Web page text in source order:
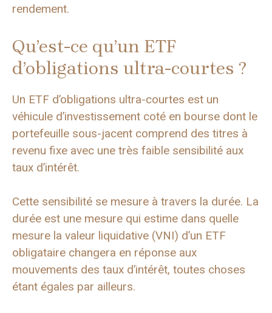
rendement.
Qu’est-ce qu’un ETF
d’obligations ultra-courtes ?
Un ETF d’obligations ultra-courtes est un
véhicule d’investissement coté en bourse dont le
portefeuille sous-jacent comprend des titres à
revenu fixe avec une très faible sensibilité aux
taux d’intérêt.
Cette sensibilité se mesure à travers la durée. La
durée est une mesure qui estime dans quelle
mesure la valeur liquidative (VNI) d’un ETF
obligataire changera en réponse aux
mouvements des taux d’intérêt, toutes choses
étant égales par ailleurs.